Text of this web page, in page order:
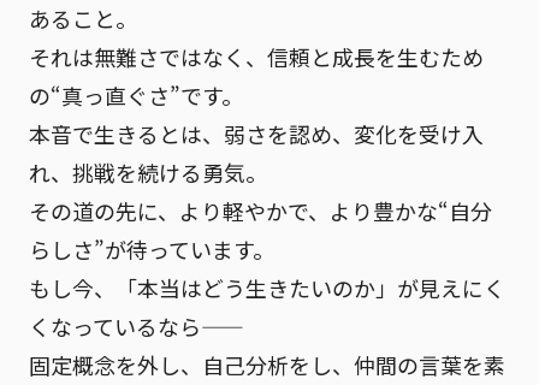
あること。
それは無難さではなく、 信頼と成長を生むため
の“真っ直ぐさ”です。
本音で生きるとは、弱さを認め、変化を受け入
れ、挑戦を続ける勇気。
その道の先に、より軽やかで、より豊かな“自分
らしさ”が待っています。
もし今、「本当はどう生きたいのか」が見えにく
くなっているなら——
固定概念を外し、自己分析をし、仲間の言葉を素